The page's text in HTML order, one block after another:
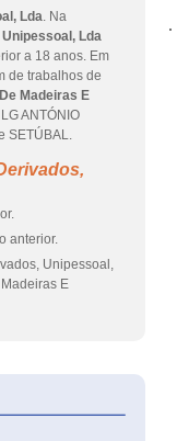
Lda. Na
Lda
a 18 anos. Em
de trabalhos de
Madeiras E
ANTÓNIO
SETÚBAL.
anterior.
Unipessoal,
E